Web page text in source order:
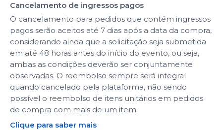
Cancelamento de ingressos pagos
O cancelamento para pedidos que contém ingressos
pagos serão aceitos até 7 dias após a data da compra,
considerando ainda que a solicitação seja submetida
em até 48 horas antes do início do evento, ou seja,
ambas as condições deverão ser conjuntamente
observadas. O reembolso sempre será integral
quando cancelado pela plataforma, não sendo
possível o reembolso de itens unitários em pedidos
de compra com mais de um item.
Clique para saber mais